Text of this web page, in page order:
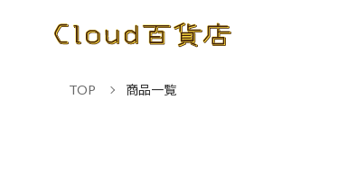
TOP 商品一覧